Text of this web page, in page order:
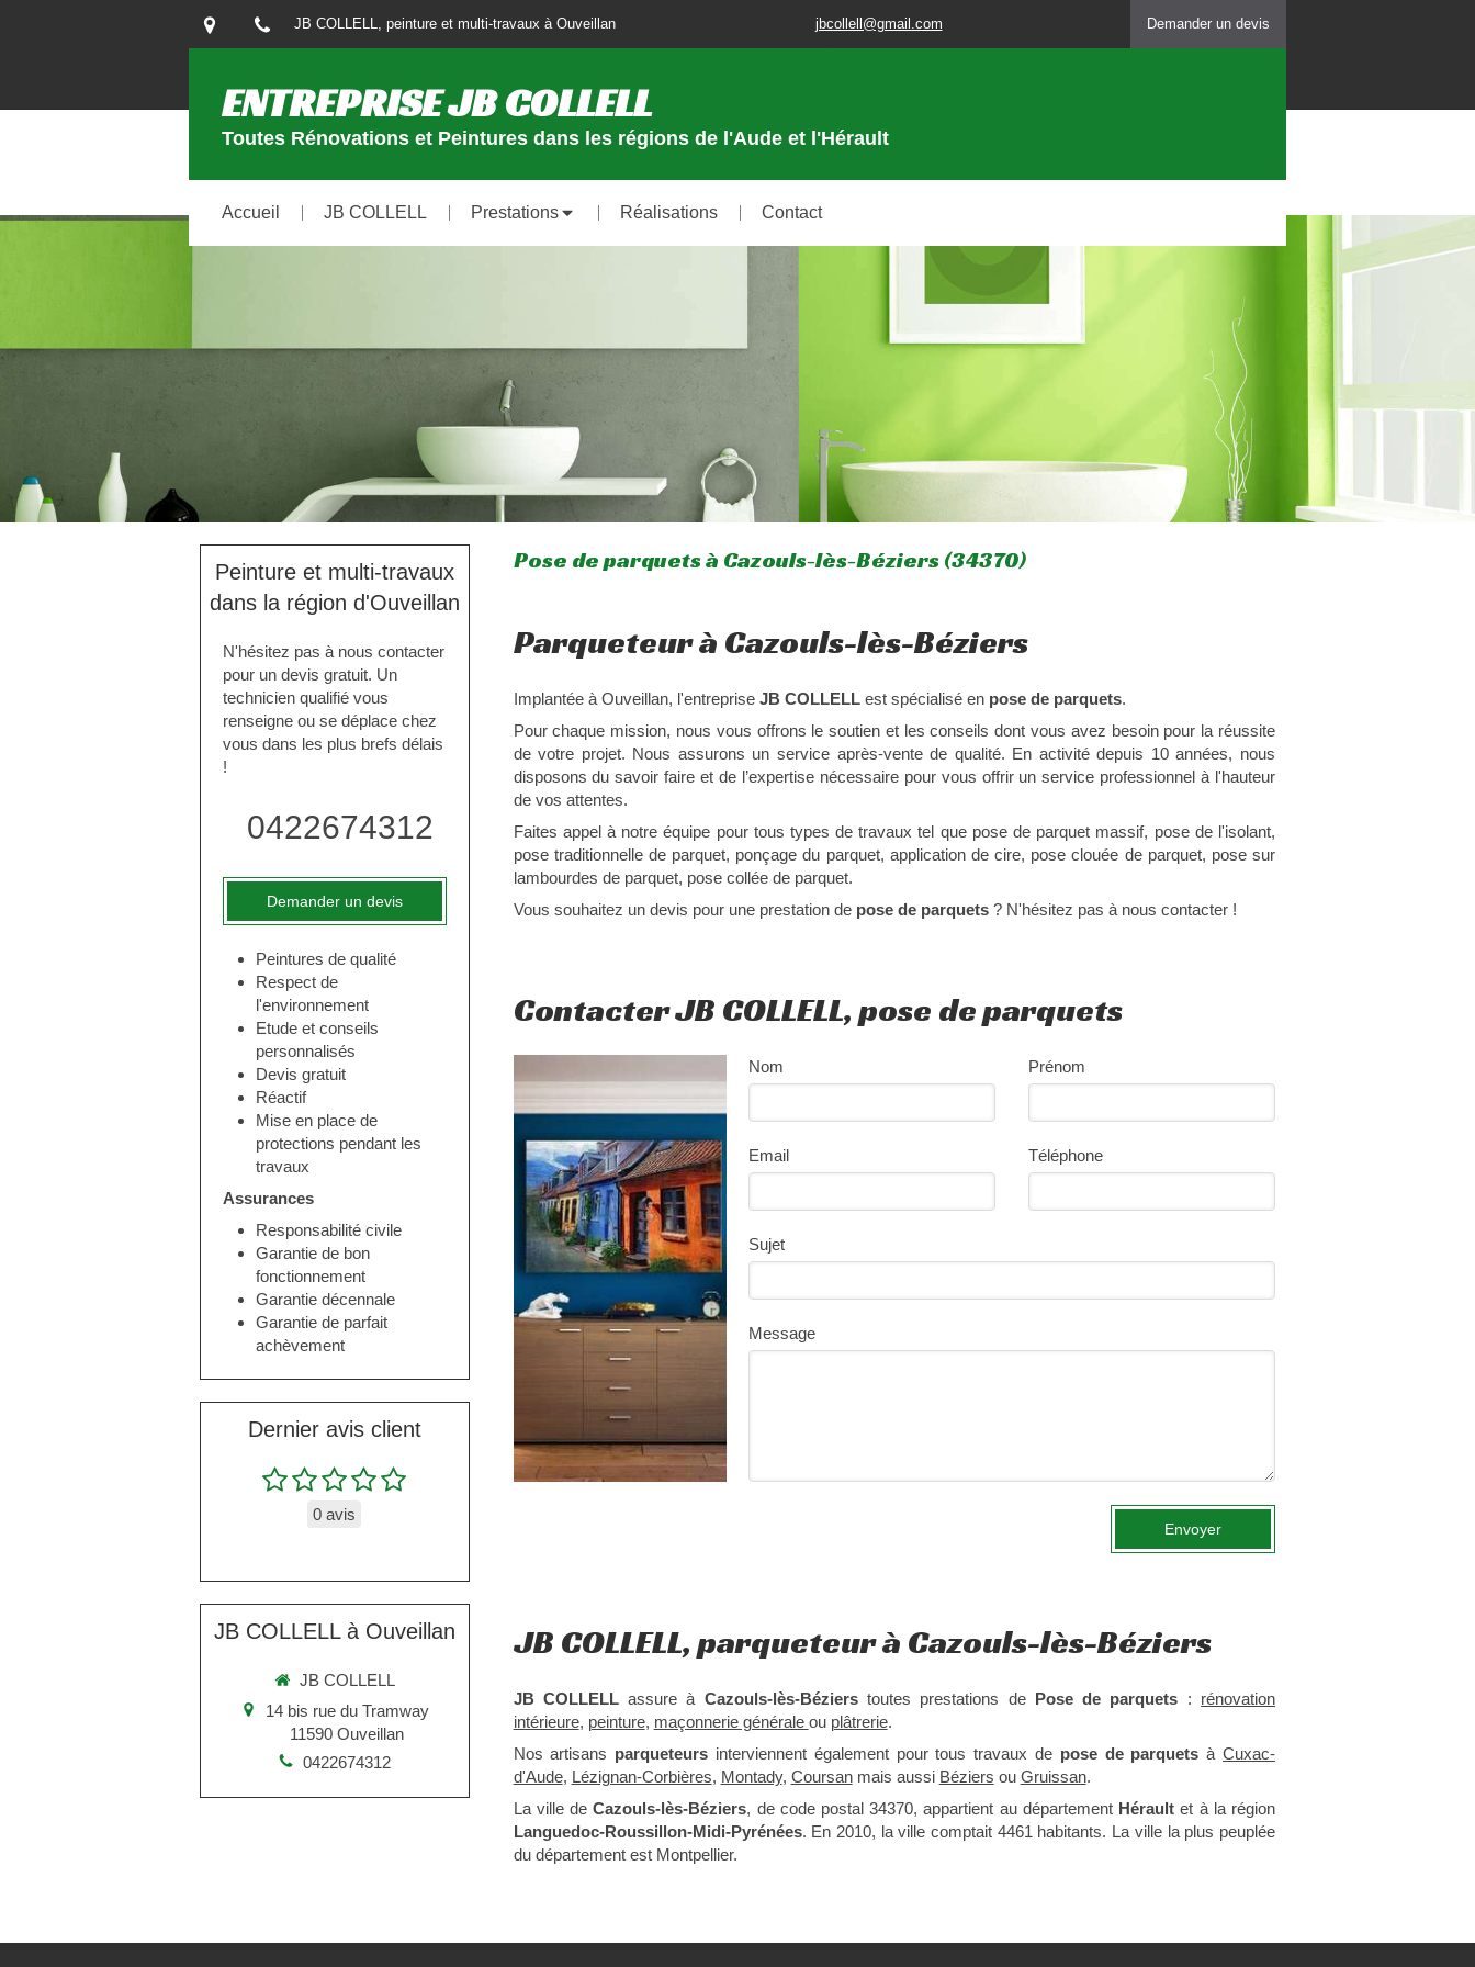
JB COLLELL, peinture et multi-travaux à Ouveillan jbcollell@gmail.com Demander un devis
ENTREPRISE JB COLLELL
Toutes Rénovations et Peintures dans les régions de l'Aude et l'Hérault
Accueil JB COLLELL Prestations Réalisations Contact
Pose de parquets à Cazouls-lès-Béziers (34370)
Parqueteur à Cazouls-lès-Béziers
Implantée à Ouveillan, l'entreprise JB COLLELLest spécialisé en pose de parquets.
Pour chaque mission, nous vous offrons le soutien et les conseils dont vous avez besoin pour la réussite
de votre projet. Nous assurons un service après-vente de qualité. En activité depuis 10 années, nous
disposons du savoir faire et de l’expertise nécessaire pour vous offrir un service professionnel à l'hauteur
de vos attentes.
Faites appel à notre équipe pour tous types de travaux tel que pose de parquet massif, pose de l'isolant,
pose traditionnelle de parquet, ponçage du parquet, application de cire, pose clouée de parquet, pose sur
lambourdes de parquet, pose collée de parquet.
Vous souhaitez un devis pour une prestation de pose de parquets? N'hésitez pas à nous contacter !
Contacter JB COLLELL, pose de parquets
Nom Prénom
Email Téléphone
Sujet
Message
Envoyer
JB COLLELL, parqueteur à Cazouls-lès-Béziers
JB COLLELLassure à Cazouls-lès-Bézierstoutes prestations de Pose de parquets : rénovation
intérieure, peinture, maçonnerie générale ou plâtrerie.
Nos artisans parqueteurs interviennent également pour tous travaux de pose de parquets àCuxac-
d'Aude, Lézignan-Corbières, Montady, Coursanmais aussi Béziers ou Gruissan.
La ville deCazouls-lès-Béziers, de code postal 34370, appartient au département Hérault et à la région
Languedoc-Roussillon-Midi-Pyrénées. En 2010, la ville comptait 4461 habitants. La ville la plus peuplée
du département est Montpellier.
Peinture et multi-travaux
dans la région d'Ouveillan
N'hésitez pas à nous contacter
pour un devis gratuit. Un
technicien qualifié vous
renseigne ou se déplace chez
vous dans les plus brefs délais
!
0422674312
Demander un devis
Peintures de qualité
Respect de
l'environnement
Etude et conseils
personnalisés
Devis gratuit
Réactif
Mise en place de
protections pendant les
travaux
Assurances
Responsabilité civile
Garantie de bon
fonctionnement
Garantie décennale
Garantie de parfait
achèvement
Dernier avis client
0 avis
JB COLLELL à Ouveillan
JB COLLELL
14 bis rue du Tramway
11590 Ouveillan
0422674312